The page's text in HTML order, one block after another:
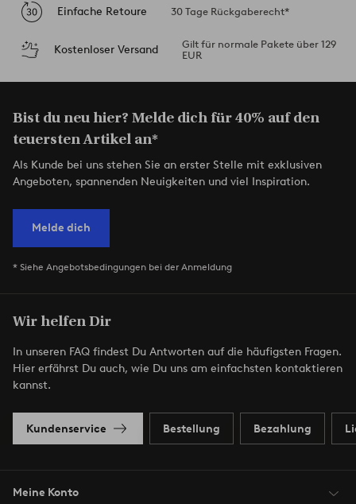
Einfache Retoure 30 Tage Rückgaberecht*
Kostenloser Versand
Gilt für normale Pakete über 129
EUR
Bist du neu hier? Melde dich für 40% auf den
teuersten Artikel an*
Als Kunde bei uns stehen Sie an erster Stelle mit exklusiven
Angeboten, spannenden Neuigkeiten und viel Inspiration.
Melde dich
* Siehe Angebotsbedingungen bei der Anmeldung
Wir helfen Dir
In unseren FAQ findest Du Antworten auf die häufigsten Fragen.
Hier erfährst Du auch, wie Du uns am einfachsten kontaktieren
kannst.
Kundenservice Bestellung Bezahlung
Meine Konto